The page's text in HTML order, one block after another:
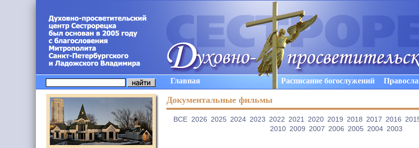
Главная Расписание богослужений
Документальные фильмы
ВCE 2026 2025 2024 2023 2022 2021 2020 2019 2018 2017 2016
2010 2009 2007 2006 2005 2004 2003